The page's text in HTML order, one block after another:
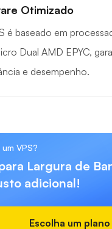
Otimizado
é baseado em
Dual AMD EPYC,
e desempenho.
VPS?
Largura de
adicional!
Escolha um plano